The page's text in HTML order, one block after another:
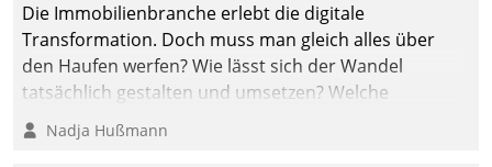
Die Immobilienbranche erlebt die digitale
Transformation. Doch muss man gleich alles über
den Haufen werfen? Wie lässt sich der Wandel
tatsächlich gestalten und umsetzen? Welche
Argumente zählen wirklich?
Nadja Hußmann